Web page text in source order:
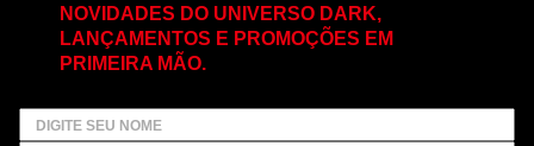
NOVIDADES DO UNIVERSO DARK,
LANÇAMENTOS E PROMOÇÕES EM
PRIMEIRA MÃO.